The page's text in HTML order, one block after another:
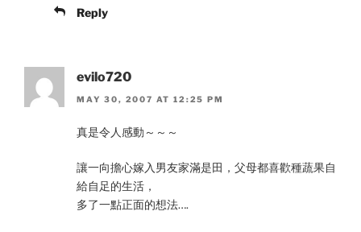
Reply
evilo720
MAY 30, 2007 AT 12:25 PM
真是令人感動～～～
讓一向擔心嫁入男友家滿是田，父母都喜歡種蔬果自
給自足的生活，
多了一點正面的想法….